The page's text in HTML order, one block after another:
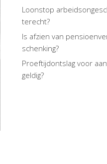
Loonstop
terecht?
Is afzien van
schenking?
Proeftijdontslag voor
geldig?